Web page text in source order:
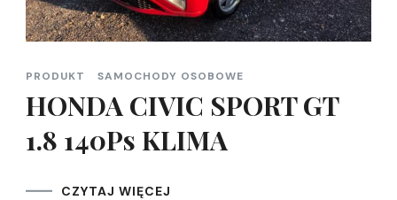
PRODUKT SAMOCHODY OSOBOWE
HONDA CIVIC SPORT GT
1.8 140Ps KLIMA
CZYTAJ WIĘCEJ